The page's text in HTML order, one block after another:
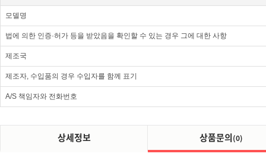
모델명
법에 의한 인증·허가 등을 받았음을 확인할 수 있는 경우 그에 대한 사항
제조국
제조자, 수입품의 경우 수입자를 함께 표기
A/S 책임자와 전화번호
상세정보 상품문의(0)